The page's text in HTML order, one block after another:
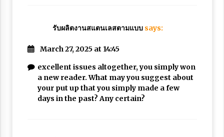
รับผลิตงานสแตนเลสตามแบบ says:
March 27, 2025 at 14:45
excellent issues altogether, you simply won
a new reader. What may you suggest about
your put up that you simply made a few
days in the past? Any certain?